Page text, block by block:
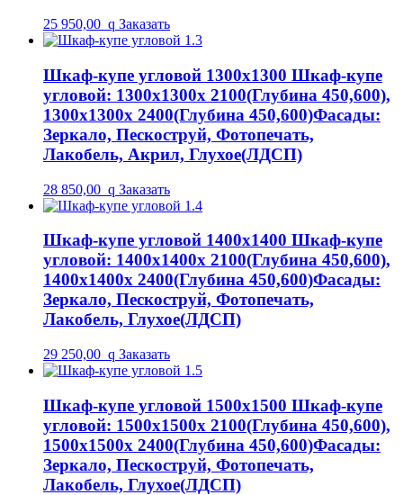
25 950,00 q Заказать
Шкаф-купе угловой 1300х1300 Шкаф-купе
угловой: 1300х1300х 2100(Глубина 450,600),
1300х1300х 2400(Глубина 450,600)Фасады:
Зеркало, Пескоструй, Фотопечать,
Лакобель, Акрил, Глухое(ЛДСП)
28 850,00 q Заказать
Шкаф-купе угловой 1400х1400 Шкаф-купе
угловой: 1400х1400х 2100(Глубина 450,600),
1400х1400х 2400(Глубина 450,600)Фасады:
Зеркало, Пескоструй, Фотопечать,
Лакобель, Глухое(ЛДСП)
29 250,00 q Заказать
Шкаф-купе угловой 1500х1500 Шкаф-купе
угловой: 1500х1500х 2100(Глубина 450,600),
1500х1500х 2400(Глубина 450,600)Фасады:
Зеркало, Пескоструй, Фотопечать,
Лакобель, Глухое(ЛДСП)